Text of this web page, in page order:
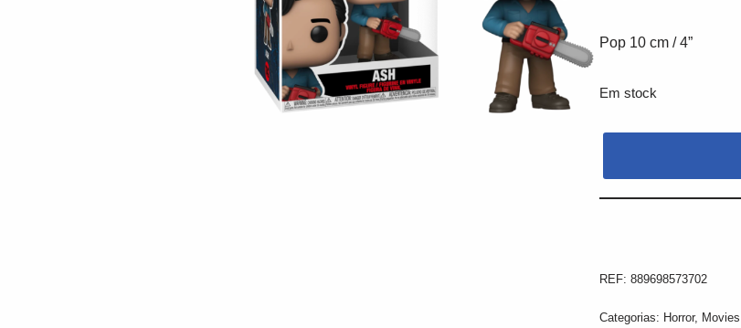
Pop 10 cm / 4”
Em stock
REF:889698573702
Categorias: Horror, Movies